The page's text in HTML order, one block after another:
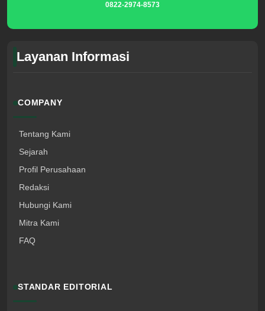
0822-2974-8573
Layanan Informasi
COMPANY
Tentang Kami
Sejarah
Profil Perusahaan
Redaksi
Hubungi Kami
Mitra Kami
FAQ
STANDAR EDITORIAL